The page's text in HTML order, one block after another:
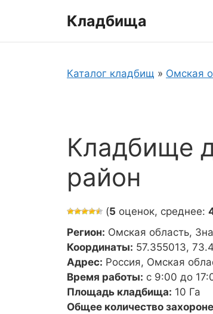
Кладбища
Каталог кладбищ » Омская
Кладбище
район
(5 оценок, среднее:
Регион: Омская область,
Координаты: 57.355013,
Адрес: Россия, Омская
Время работы: с 9:00 до
Площадь кладбища: 10 Га
Общее количество